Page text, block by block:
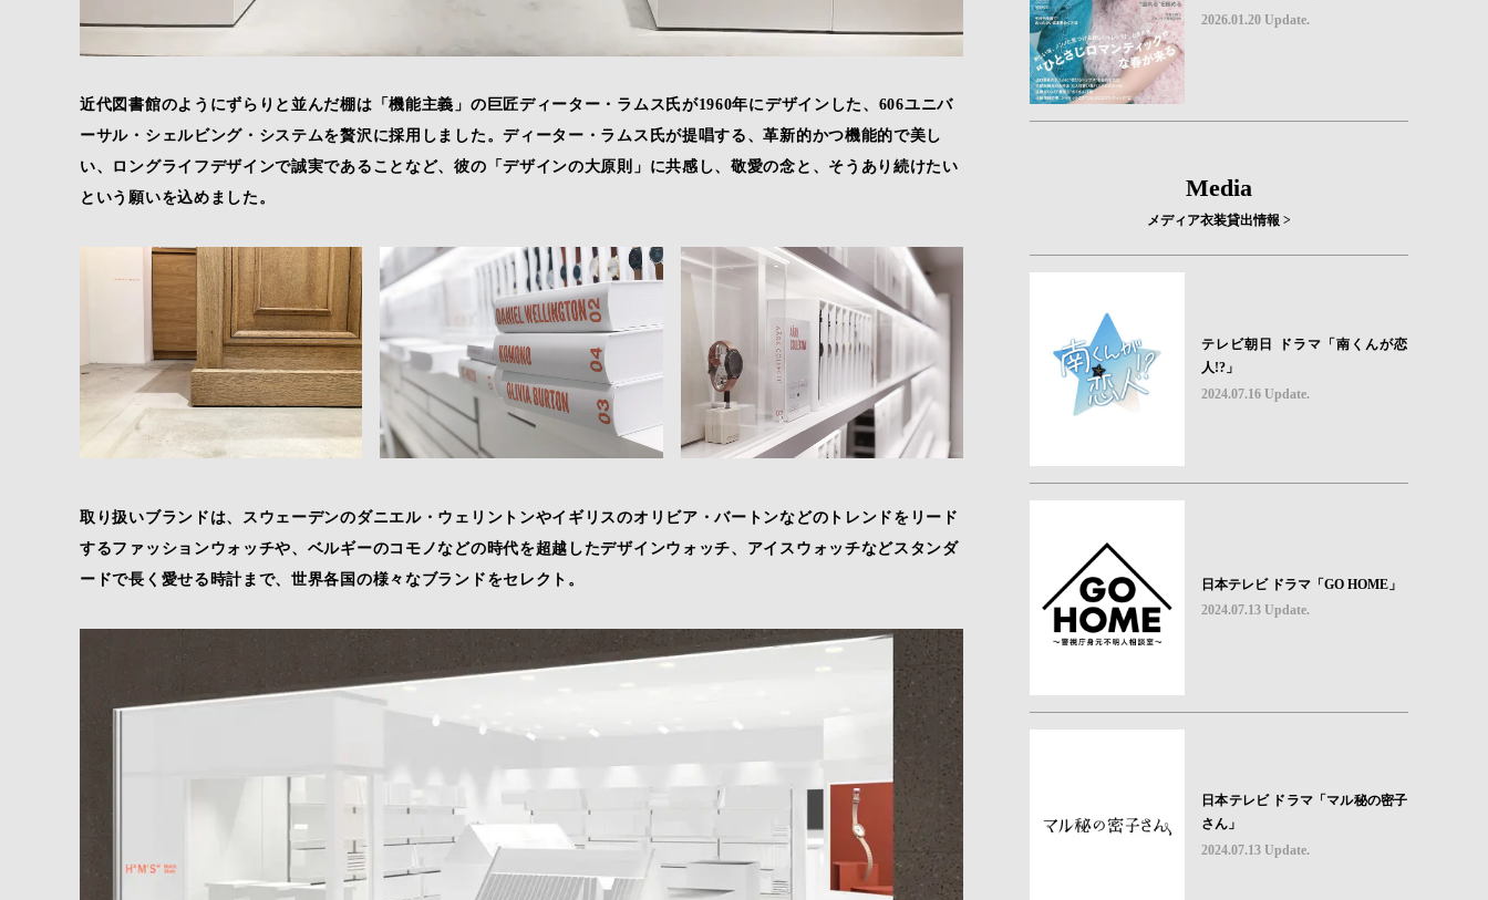
近代図書館のようにずらりと並んだ棚は「機能主義」の巨匠ディーター・ラムス氏が1960年にデザインした、606ユニバ
ーサル・シェルビング・システムを贅沢に採用しました。ディーター・ラムス氏が提唱する、革新的かつ機能的で美し
い、ロングライフデザインで誠実であることなど、彼の「デザインの大原則」に共感し、敬愛の念と、そうあり続けたい
という願いを込めました。
取り扱いブランドは、スウェーデンのダニエル・ウェリントンやイギリスのオリビア・バートンなどのトレンドをリード
するファッションウォッチや、ベルギーのコモノなどの時代を超越したデザインウォッチ、アイスウォッチなどスタンダ
ードで長く愛せる時計まで、世界各国の様々なブランドをセレクト。
2026.01.20 Update.
Media
メディア衣装貸出情報 >
テレビ朝日 ドラマ「南くんが恋
人!?」
2024.07.16 Update.
日本テレビ ドラマ「GO HOME」
2024.07.13 Update.
日本テレビ ドラマ「マル秘の密子
さん」
2024.07.13 Update.